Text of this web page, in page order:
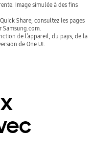
Image simulée à des fins
Share, consultez les pages
Samsung.com.
de l’appareil, du pays, de la
de One UI.